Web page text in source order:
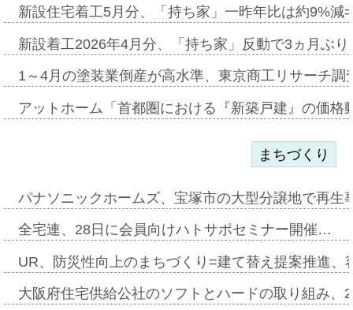
新設住宅着工5月分、「持ち家」一昨年比は約9%
新設着工2026年4月分、「持ち家」反動で3ヵ月ぶ
1～4月の塗装業倒産が高水準、東京商工リサーチ
アットホーム「首都圏における『新築戸建』の価
まちづくり
パナソニックホームズ、宝塚市の大型分譲地で再
全宅連、28日に会員向けハトサポセミナー開催…
UR、防災性向上のまちづくり=建て替え提案推進
大阪府住宅供給公社のソフトとハードの取り組み